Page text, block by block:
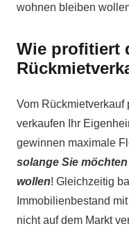
wohnen bleiben
Wie profitiert
Vom
verkaufen Ihr
gewinnen maximale
solange Sie
wollen! Gleichzeitig
Immobilienbestand
nicht auf dem Markt